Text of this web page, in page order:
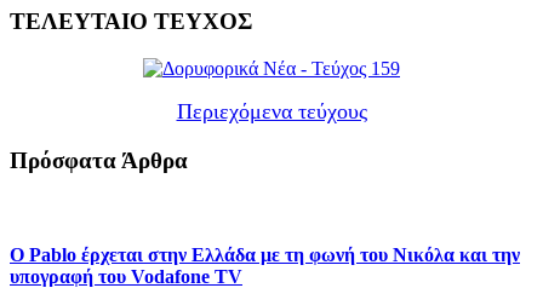
ΤΕΛΕΥΤΑΙΟ ΤΕΥΧΟΣ
Περιεχόμενα τεύχους
Πρόσφατα Άρθρα
Ο Pablo έρχεται στην Ελλάδα με τη φωνή του Νικόλα και την
υπογραφή του Vodafone TV